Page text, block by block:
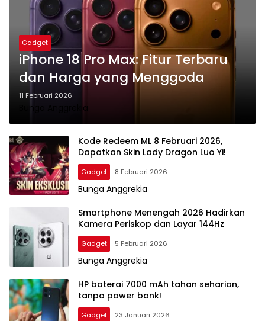
Gadget
iPhone 18 Pro Max: Fitur Terbaru
dan Harga yang Menggoda
11 Februari 2026
Bunga Anggrekia
Kode Redeem ML 8 Februari 2026,
Dapatkan Skin Lady Dragon Luo Yi!
Gadget 8 Februari 2026
Bunga Anggrekia
Smartphone Menengah 2026 Hadirkan
Kamera Periskop dan Layar 144Hz
Gadget 5 Februari 2026
Bunga Anggrekia
HP baterai 7000 mAh tahan seharian,
tanpa power bank!
Gadget 23 Januari 2026